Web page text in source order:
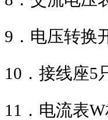
9 ．电压转
10 ．接线座5
11 ．电流表W